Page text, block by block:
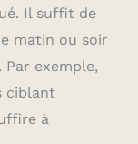
Il suffit de
matin ou soir
Par exemple,
ciblant
à